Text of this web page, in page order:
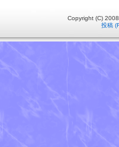
Copyright (C)
投稿